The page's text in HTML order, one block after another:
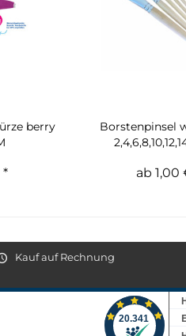
berry
*
Borstenpinsel
ab 1,00
Kauf auf Rechnung